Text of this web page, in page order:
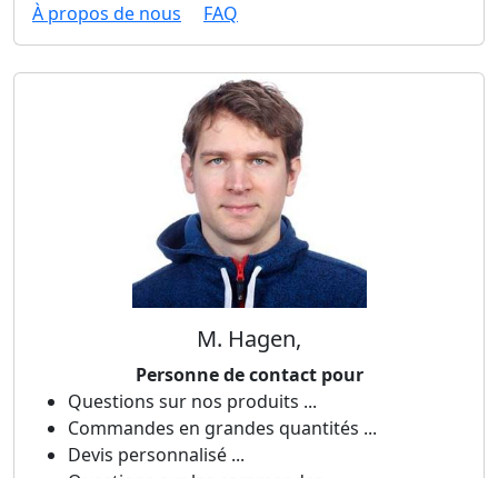
À propos de nous
FAQ
M. Hagen,
Personne de contact pour
Questions sur nos produits ...
Commandes en grandes quantités ...
Devis personnalisé ...